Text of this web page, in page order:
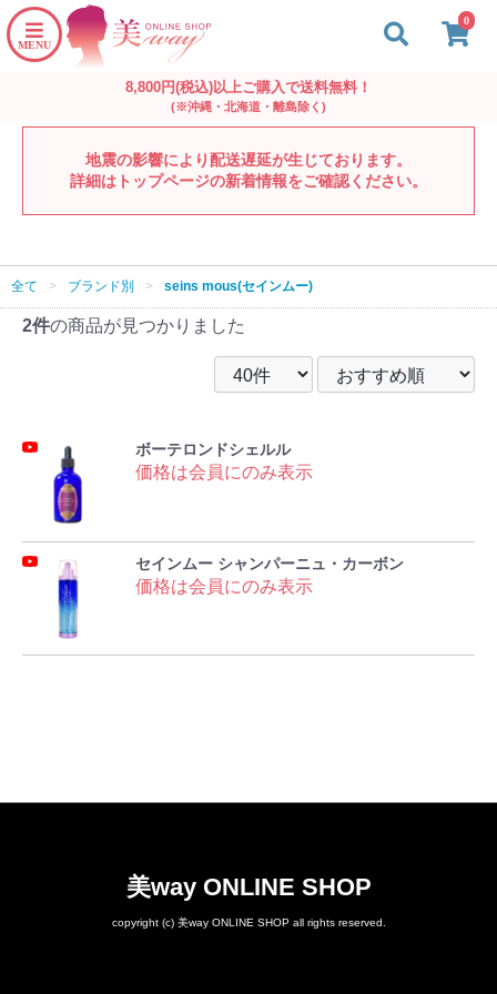
0
8,800円(税込)以上ご購入で送料無料！
(※沖縄・北海道・離島除く)
地震の影響により配送遅延が生じております。
詳細はトップページの新着情報をご確認ください。
全て > ブランド別 > seins mous(セインムー)
2件の商品が見つかりました
ボーテロンドシェルル
価格は会員にのみ表示
セインムー シャンパーニュ・カーボン
価格は会員にのみ表示
美way ONLINE SHOP
copyright (c) 美way ONLINE SHOP all rights reserved.